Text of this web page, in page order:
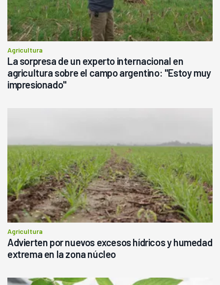
Agricultura
La sorpresa de un experto internacional en
agricultura sobre el campo argentino: "Estoy muy
impresionado"
Agricultura
Advierten por nuevos excesos hídricos y humedad
extrema en la zona núcleo